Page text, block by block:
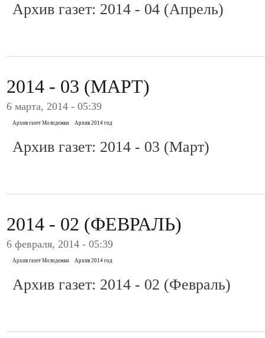
Архив газет: 2014 - 04 (Апрель)
2014 - 03 (МАРТ)
6 марта, 2014 - 05:39
Архив газет Молодежки Архив 2014 год
Архив газет: 2014 - 03 (Март)
2014 - 02 (ФЕВРАЛЬ)
6 февраля, 2014 - 05:39
Архив газет Молодежки Архив 2014 год
Архив газет: 2014 - 02 (Февраль)